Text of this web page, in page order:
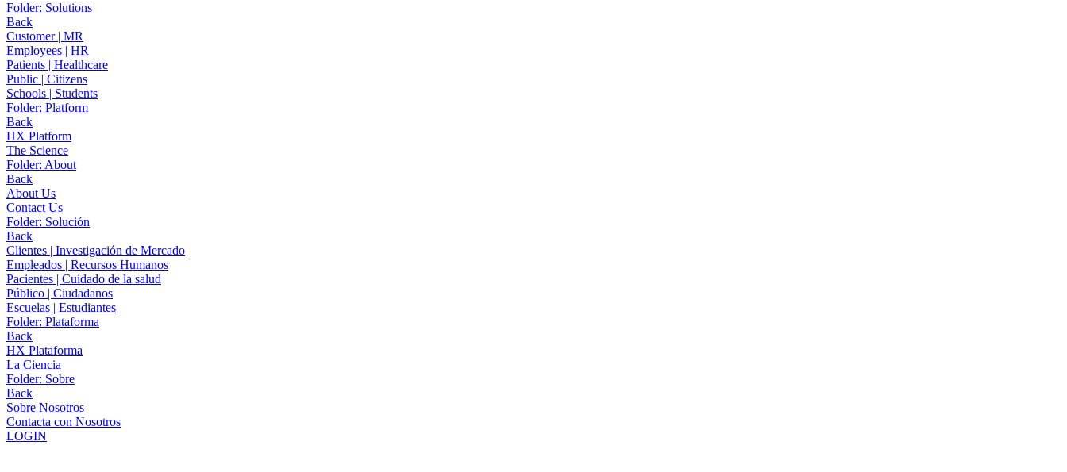
Folder: Solutions
Back
Customer | MR
Employees | HR
Patients | Healthcare
Public | Citizens
Schools | Students
Folder: Platform
Back
HX Platform
The Science
Folder: About
Back
About Us
Contact Us
Folder: Solución
Back
Clientes | Investigación de Mercado
Empleados | Recursos Humanos
Pacientes | Cuidado de la salud
Público | Ciudadanos
Escuelas | Estudiantes
Folder: Plataforma
Back
HX Plataforma
La Ciencia
Folder: Sobre
Back
Sobre Nosotros
Contacta con Nosotros
LOGIN